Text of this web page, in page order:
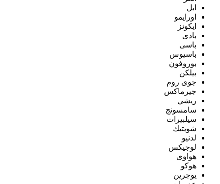
ابل
اورايمو
ايكونز
بادى
باسى
باسيوس
بوروفون
بيلكن
جوى روم
جيرماكس
ريشي
سامسونج
سيلبيرات
شويتيك
لدنيو
لوجيكس
هواوى
هوكو
يوجرين